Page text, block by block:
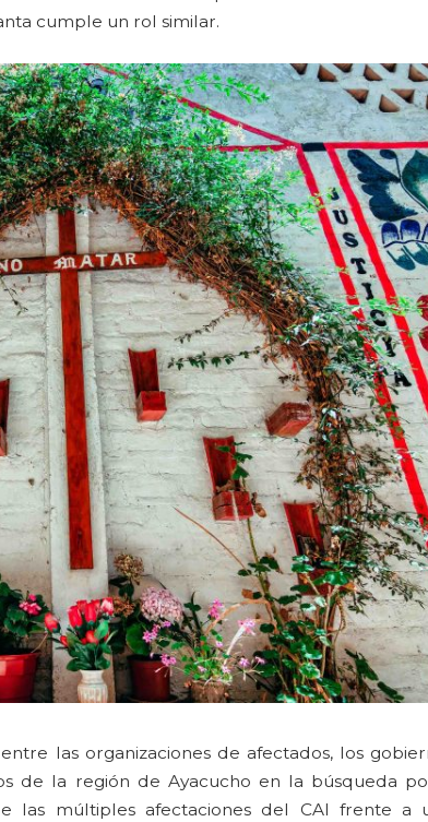
cumple un rol similar.
las organizaciones de afectados, los
de la región de Ayacucho en la búsqueda
las múltiples afectaciones del CAI frente a